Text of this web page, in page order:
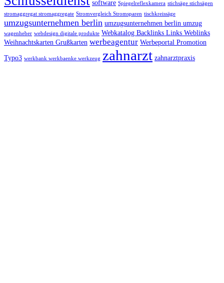
software Spiegelreflexkamera stichsäge stichsägen
stromaggregat stromaggregate Stromvergleich Stromsparen tischkreissäge
umzugsunternehmen berlin umzugsunternehmen berlin umzug
wagenheber webdesign digitale produkte Webkatalog Backlinks Links Weblinks
Weihnachtskarten Grußkarten werbeagentur Werbeportal Promotion
Typo3 werkbank werkbaenke werkzeug zahnarzt zahnarztpraxis